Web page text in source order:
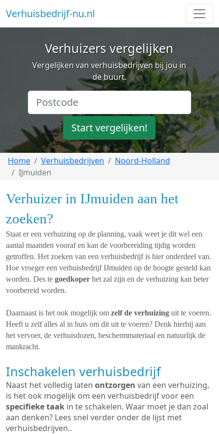
Verhuisbedrijf-nu.nl
Verhuizers vergelijken
Vergelijken van verhuisbedrijven bij jou in
de buurt.
Start vergelijken!
Home Verhuisbedrijven
Noord-Holland
IJmuiden
Verhuizer in IJmuiden aan het
zoeken?
Staat er een verhuizing op de planning, vaak weet je dit wel een
aantal maanden vooraf en kan de voorbereiding tijdig worden
getroffen. Het zoeken van een verhuisbedrijf is hier onderdeel van.
Hoe vroeger een verhuisbedrijf IJmuiden op de hoogte gesteld kan
worden. Des te goedkoper het zal zijn en de verhuizing kan beter
voorbereid worden.
Daarnaast is het ook mogelijk om zelf de verhuizing uit te voeren.
Heeft u zelf alles al in huis om dit uit te voeren? Denk hierbij aan
het vervoer, de verhuisdozen, beschermmateriaal en natuurlijk de
mankracht.
Inschakelen verhuisbedrijf
Naast het volledig laten ontzorgen van een verhuizing,
is het ook mogelijk om een verhuisbedrijf voor een
specifieke taak in te schakelen. Waar moet je dan zoal
aan denken? Lees snel verder onder de lijst met
verhuisbedrijven..